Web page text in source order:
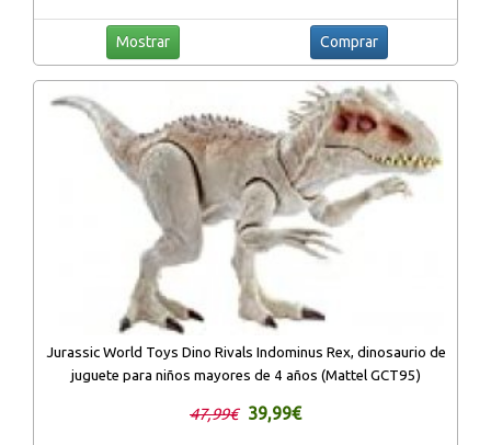
Mostrar Comprar
Jurassic World Toys Dino Rivals Indominus Rex, dinosaurio de
juguete para niños mayores de 4 años (Mattel GCT95)
47,99€ 39,99€